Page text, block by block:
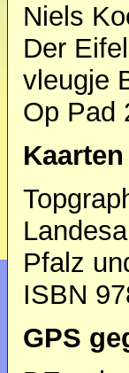
Niels
Der
vleugje
Op Pad
Kaarten
Pfalz
ISBN
GPS